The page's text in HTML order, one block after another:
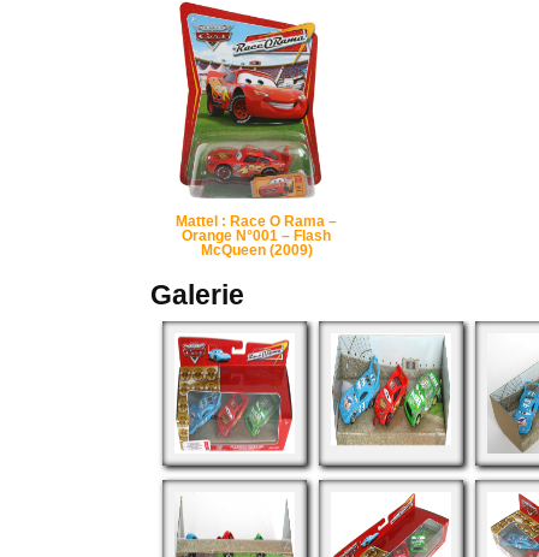
Mattel : Race O Rama –
Orange N°001 – Flash
McQueen (2009)
Galerie